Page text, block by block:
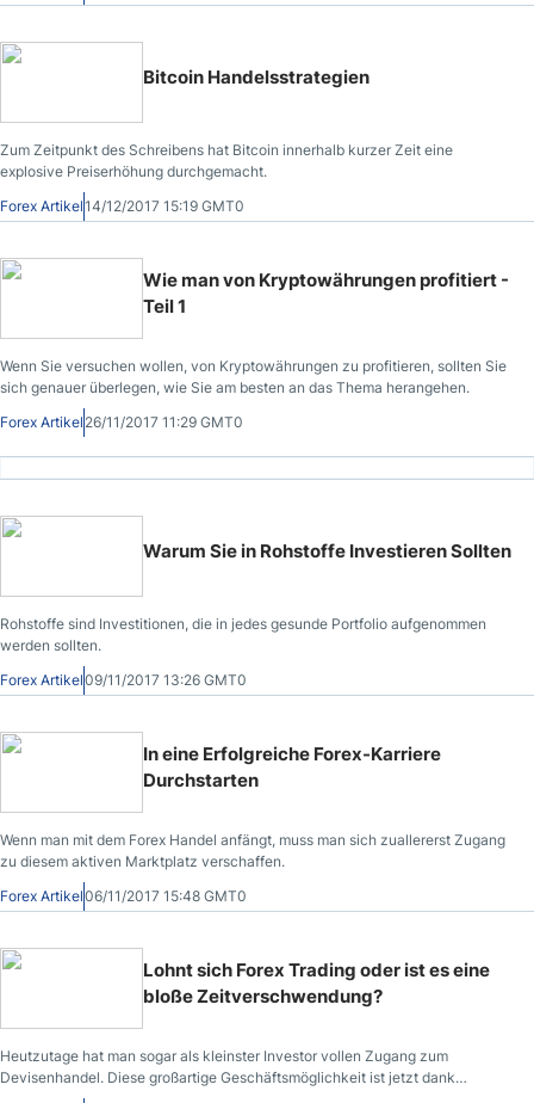
Bitcoin Handelsstrategien
Zum Zeitpunkt des Schreibens hat Bitcoin innerhalb kurzer Zeit eine
explosive Preiserhöhung durchgemacht.
Forex Artikel14/12/2017 15:19 GMT0
Wie man von Kryptowährungen profitiert -
Teil 1
Wenn Sie versuchen wollen, von Kryptowährungen zu profitieren, sollten Sie
sich genauer überlegen, wie Sie am besten an das Thema herangehen.
Forex Artikel 26/11/2017 11:29 GMT0
Warum Sie in Rohstoffe Investieren Sollten
Rohstoffe sind Investitionen, die in jedes gesunde Portfolio aufgenommen
werden sollten.
Forex Artikel09/11/2017 13:26 GMT0
In eine Erfolgreiche Forex-Karriere
Durchstarten
Wenn man mit dem Forex Handel anfängt, muss man sich zuallererst Zugang
zu diesem aktiven Marktplatz verschaffen.
Forex Artikel06/11/2017 15:48 GMT0
Lohnt sich Forex Trading oder ist es eine
bloße Zeitverschwendung?
Heutzutage hat man sogar als kleinster Investor vollen Zugang zum
Devisenhandel. Diese großartige Geschäftsmöglichkeit ist jetzt dank
weltweiter Internetdienste leicht zugänglich.